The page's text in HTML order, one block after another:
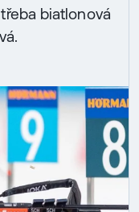
biatlonová